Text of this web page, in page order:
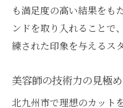
も満足度の高い結果をも
ンドを取り入れることで
練された印象を与えるス
美容師の技術力の見極
北九州市で理想のカット